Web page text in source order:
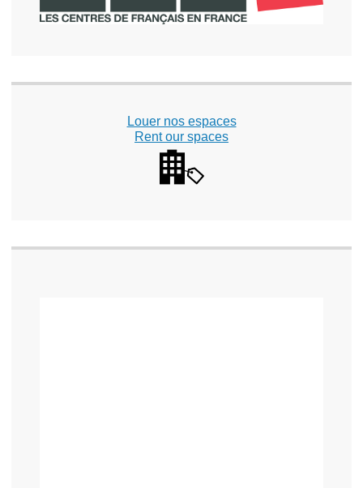
Louer nos espaces
Rent our spaces